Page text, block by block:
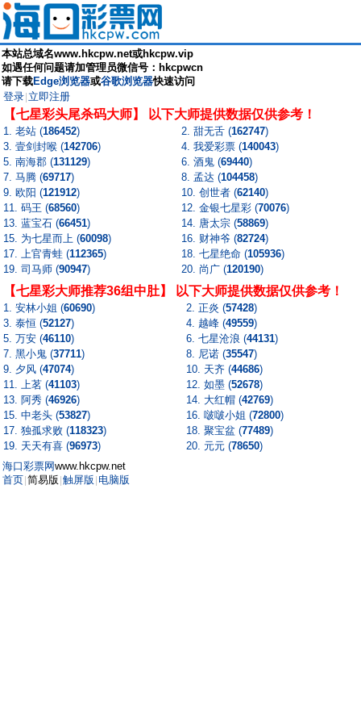
本站总域名www.hkcpw.net或hkcpw.vip
如遇任何问题请加管理员微信号：hkcpwcn
请下载Edge浏览器或谷歌浏览器快速访问
登录 立即注册
【七星彩头尾杀码大师】 以下大师提供数据仅供参考！
1. 老站 (186452) 2. 甜无舌 (162747)
3. 壹剑封喉 (142706) 4. 我爱彩票 (140043)
5. 南海郡 (131129) 6. 酒鬼 (69440)
7. 马腾 (69717) 8. 孟达 (104458)
9. 欧阳 (121912) 10. 创世者 (62140)
11. 码王 (68560) 12. 金银七星彩 (70076)
13. 蓝宝石 (66451) 14. 唐太宗 (58869)
15. 为七星而上 (60098) 16. 财神爷 (82724)
17. 上官青蛙 (112365) 18. 七星绝命 (105936)
19. 司马师 (90947) 20. 尚广 (120190)
【七星彩大师推荐36组中肚】 以下大师提供数据仅供参考！
1. 安林小姐 (60690) 2. 正炎 (57428)
3. 泰恒 (52127) 4. 越峰 (49559)
5. 万安 (46110) 6. 七星沧浪 (44131)
7. 黑小鬼 (37711) 8. 尼诺 (35547)
9. 夕风 (47074) 10. 天齐 (44686)
11. 上茗 (41103) 12. 如墨 (52678)
13. 阿秀 (46926) 14. 大红帽 (42769)
15. 中老头 (53827) 16. 啵啵小姐 (72800)
17. 独孤求败 (118323) 18. 聚宝盆 (77489)
19. 天天有喜 (96973) 20. 元元 (78650)
海口彩票网www.hkcpw.net
首页 简易版 触屏版 电脑版